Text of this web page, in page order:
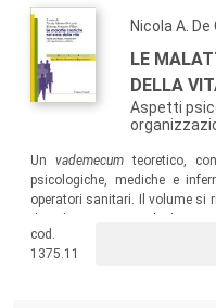
Nicola A.
LE
DELLA
Aspetti
Un vademecum teoretico,
psicologiche, mediche e
operatori sanitari. Il volume si
esposizione ed efficacia
comunicazione, soprattutto
cod.
1375.11